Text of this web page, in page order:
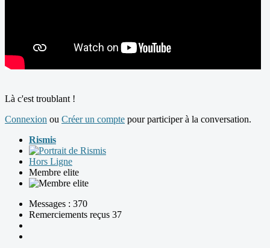
Là c'est troublant !
Connexion ou Créer un compte pour participer à la conversation.
Rismis
Hors Ligne
Membre elite
Messages : 370
Remerciements reçus 37